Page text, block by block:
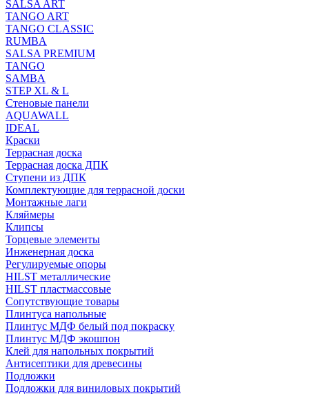
SALSA ART
TANGO ART
TANGO CLASSIC
RUMBA
SALSA PREMIUM
TANGO
SAMBA
STEP XL & L
Стеновые панели
AQUAWALL
IDEAL
Краски
Террасная доска
Террасная доска ДПК
Ступени из ДПК
Комплектующие для террасной доски
Монтажные лаги
Кляймеры
Клипсы
Торцевые элементы
Инженерная доска
Регулируемые опоры
HILST металлические
HILST пластмассовые
Сопутствующие товары
Плинтуса напольные
Плинтус МДФ белый под покраску
Плинтус МДФ экошпон
Клей для напольных покрытий
Антисептики для древесины
Подложки
Подложки для виниловых покрытий